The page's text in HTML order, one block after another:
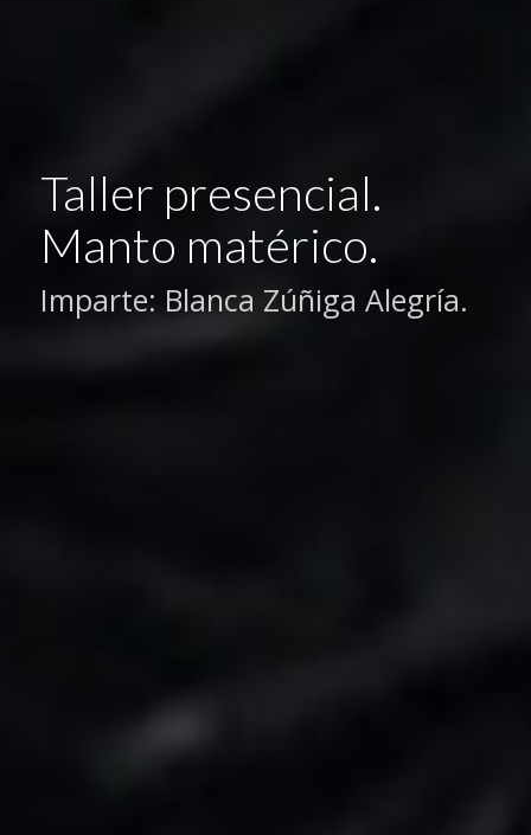
Taller presencial.
Manto matérico.
Imparte: Blanca Zúñiga Alegría.